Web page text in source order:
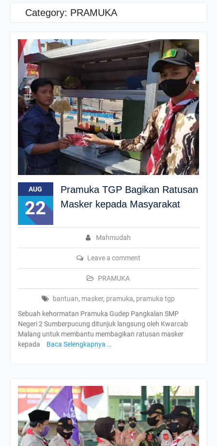
Category: PRAMUKA
AUG
22
Pramuka TGP Bagikan Ratusan
Masker kepada Masyarakat
Mahmudah
Leave a comment
PRAMUKA
bantuan, masker, pramuka, pramuka tgp
Sebuah kehormatan Pramuka Gudep Pangkalan SMP
Negeri 2 Sumberpucung ditunjuk langsung oleh Kwarcab
Malang untuk membantu membagikan ratusan masker
kepada
Baca Selengkapnya …